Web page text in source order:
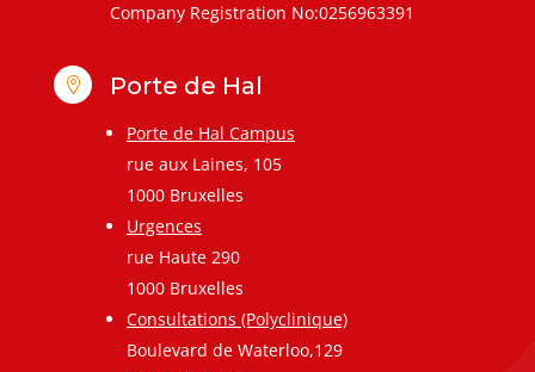
Company Registration No:0256963391
 Porte de Hal
Porte de Hal Campus
rue aux Laines, 105
1000 Bruxelles
Urgences
rue Haute 290
1000 Bruxelles
Consultations (Polyclinique)
Boulevard de Waterloo,129